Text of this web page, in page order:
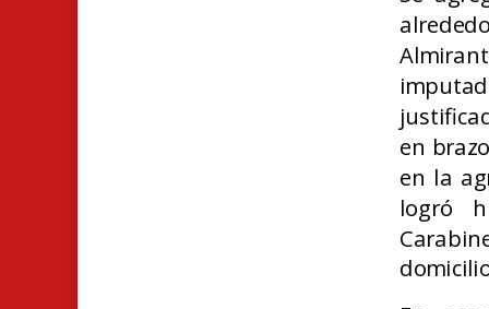
en
en la
logró